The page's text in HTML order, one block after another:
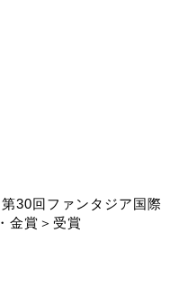
30回ファンタジア国際
金賞＞受賞